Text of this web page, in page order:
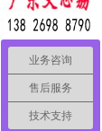
业务咨询
售后服务
技术支持